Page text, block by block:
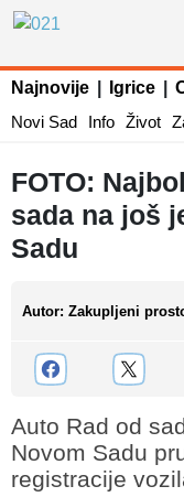
Najnovije Igrice
Novi Sad
Info Život
FOTO:
sada na još
Sadu
Autor: Zakupljeni
Auto Rad od
Novom Sadu
registracije